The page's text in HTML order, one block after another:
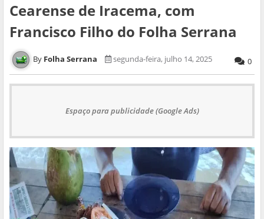
Cearense de Iracema, com
Francisco Filho do Folha Serrana
Folha Serrana segunda-feira, julho 14, 2025 0
Espaço para publicidade (Google Ads)